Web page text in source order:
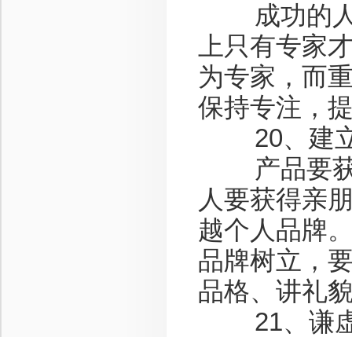
成功的人
上只有专家
为专家，而
保持专注，
20、建立
产品要获
人要获得亲
越个人品牌
品牌树立，
品格、讲礼
21、谦虚